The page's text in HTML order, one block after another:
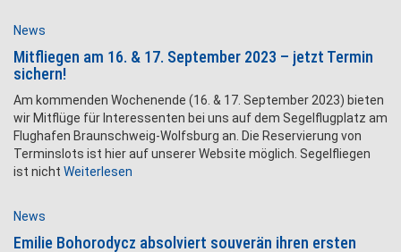
News
Mitfliegen am 16. & 17. September 2023 – jetzt Termin
sichern!
Am kommenden Wochenende (16. & 17. September 2023) bieten
wir Mitflüge für Interessenten bei uns auf dem Segelflugplatz am
Flughafen Braunschweig-Wolfsburg an. Die Reservierung von
Terminslots ist hier auf unserer Website möglich. Segelfliegen
ist nicht Weiterlesen
News
Emilie Bohorodycz absolviert souverän ihren ersten